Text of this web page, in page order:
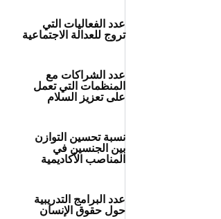
عدد الفعاليات التي
تروج للعدالة الاجتماعية
عدد الشراكات مع
المنظمات التي تعمل
على تعزيز السلام
نسبة تحسين التوازن
بين الجنسين في
المناصب الأكاديمية
عدد البرامج التدريبية
حول حقوق الإنسان